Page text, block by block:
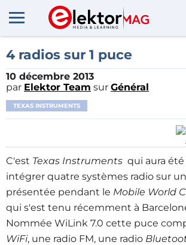
4 radios sur 1 puce
10 décembre 2013
par Elektor Team sur Général
TEXAS INSTRUMENTS
C'est Texas Instruments qui aura été
intégrer quatre systèmes radio sur
présentée pendant le Mobile World
qui s'est tenu récemment à
Nommée WiLink 7.0 cette puce
WiFi, une radio FM, une radio